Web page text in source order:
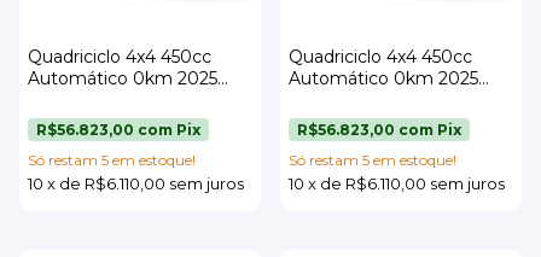
Quadriciclo 4x4 450cc
Automático 0km 2025
10 x de R$6.110,00 sem juros
R$56.823,00 com Pix
Só restam 5 em estoque!
Quadriciclo 4x4 450cc
Automático 0km 2025
10 x de R$6.110,00 sem juros
R$56.823,00 com Pix
Só restam 5 em estoque!